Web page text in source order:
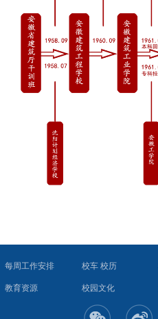
每周工作安排 校车 校历
教育资源 校园文化